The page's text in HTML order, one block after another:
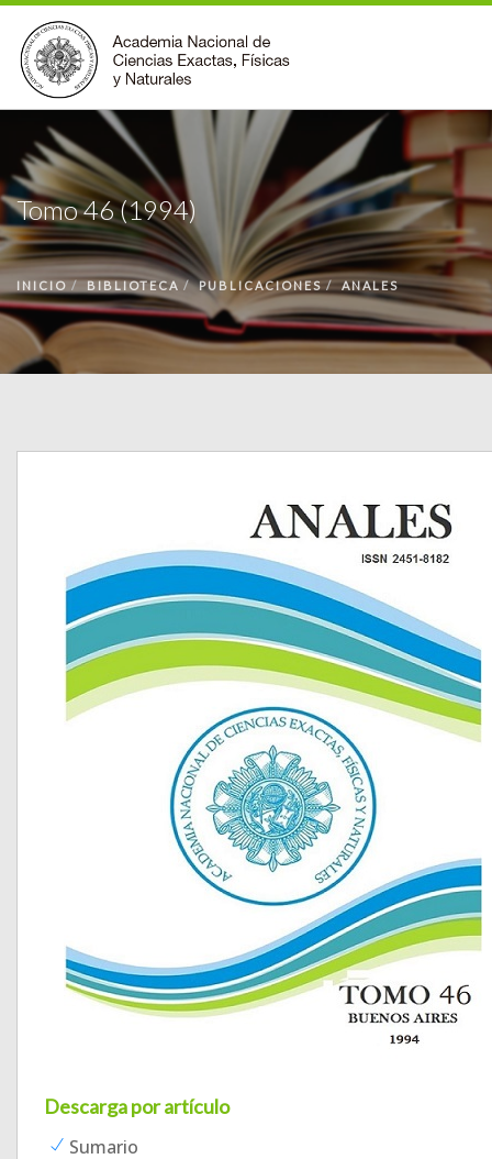
INSTITUCIONAL
ACCIONES
PREMIOS
BECAS
BIBLIOTECA
COMUNIDAD
VOLVER A LA PÁGINA INICIAL
Tomo 46 (1994)
INICIO BIBLIOTECA PUBLICACIONES ANALES
Descarga por artículo
Sumario